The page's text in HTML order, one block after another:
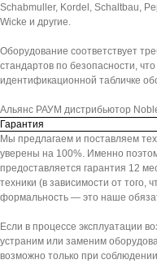
Schabmuller, Kordel, Schaltbau,
Wicke и другие.
Оборудование соответствует
стандартов по безопасности,
идентификационной табличке
Альянс РАУМ дистрибьютор
Гарантия
Мы предлагаем и поставляем
уверены на 100%. Именно
предоставляется гарантия 12
техники (в зависимости от того,
формальность — это наше
Если в процессе эксплуатации
устраним или заменим
возможно только при